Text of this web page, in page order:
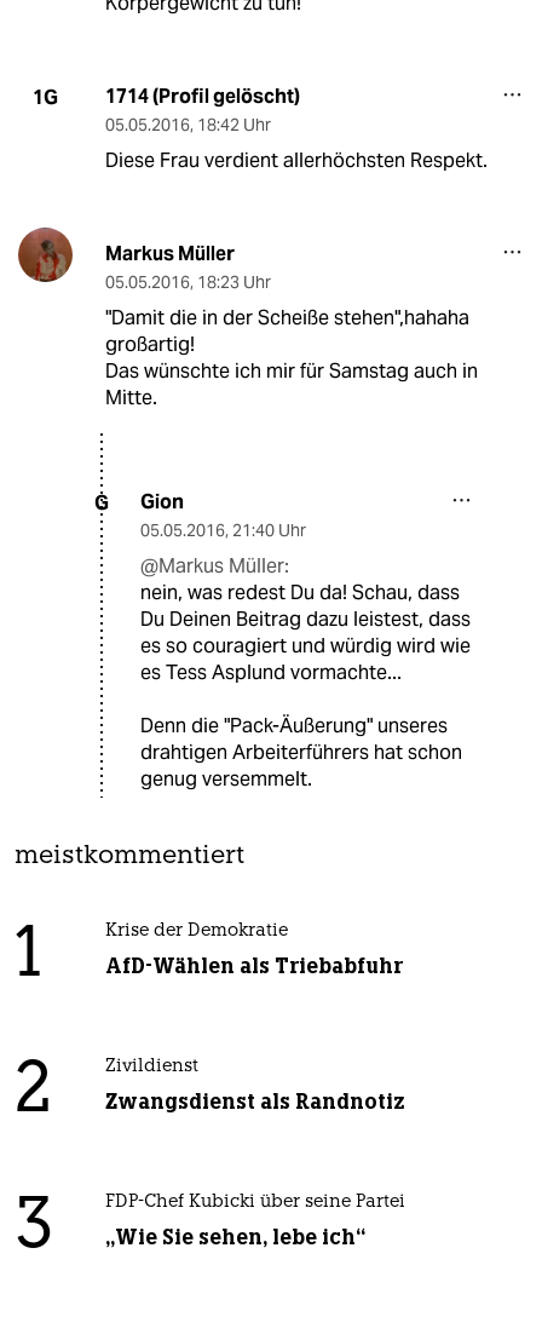
1G 1714 (Profil gelöscht)
05.05.2016, 18:42 Uhr
Diese Frau verdient allerhöchsten Respekt.
Markus Müller
05.05.2016, 18:23 Uhr
"Damit die in der Scheiße stehen",hahaha
großartig!
Das wünschte ich mir für Samstag auch in
Mitte.
G Gion
05.05.2016, 21:40 Uhr
@Markus Müller:
nein, was redest Du da! Schau, dass
Du Deinen Beitrag dazu leistest, dass
es so couragiert und würdig wird wie
es Tess Asplund vormachte...
Denn die "Pack-Äußerung" unseres
drahtigen Arbeiterführers hat schon
genug versemmelt.
meistkommentiert
1 Krise der Demokratie
AfD-Wählen als Triebabfuhr
2 Zivildienst
Zwangsdienst als Randnotiz
3 FDP-Chef Kubicki über seine Partei
„Wie Sie sehen, lebe ich“